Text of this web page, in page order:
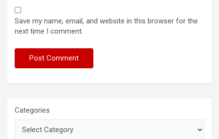
Save my name, email, and website in this browser for the
next time I comment.
Categories